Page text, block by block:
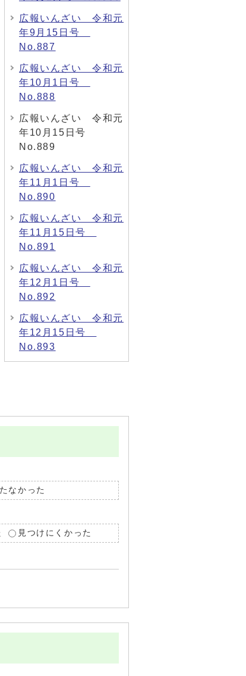
広報いんざい 令和元
年9月15日号
No.887
広報いんざい 令和元
年10月1日号
No.888
広報いんざい 令和元
年10月15日号
No.889
広報いんざい 令和元
年11月1日号
No.890
広報いんざい 令和元
年11月15日号
No.891
広報いんざい 令和元
年12月1日号
No.892
広報いんざい 令和元
年12月15日号
No.893
なかった
見つけにくかった